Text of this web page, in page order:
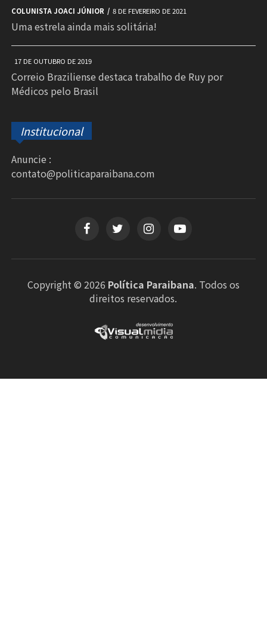
COLUNISTA JOACI JÚNIOR 8 DE FEVEREIRO DE 2021
Uma estrela ainda mais solitária!
17 DE OUTUBRO DE 2019
Correio Braziliense destaca trabalho de Ruy por
Médicos pelo Brasil
Institucional
Anuncie :
contato@politicaparaibana.com
Copyright © 2026 Política Paraibana. Todos os
direitos reservados.